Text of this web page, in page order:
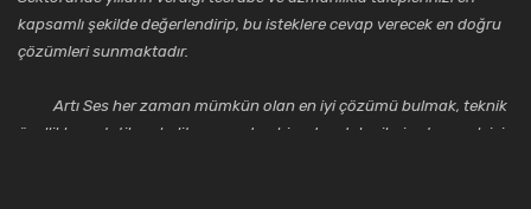
kapsamlı şekilde değerlendirip, bu isteklere cevap verecek en doğru
çözümleri sunmaktadır.
Artı Ses her zaman mümkün olan en iyi çözümü bulmak, teknik
özellikler, estetik ve kalite açısından bir adım daha ileriye taşımak için